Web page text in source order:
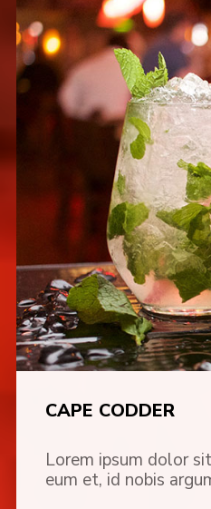
CAPE CODDER
Lorem ipsum dolor
eum et, id nobis